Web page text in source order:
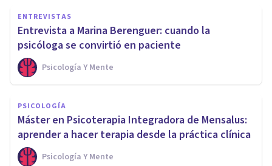
ENTREVISTAS
Entrevista a Marina Berenguer: cuando la
psicóloga se convirtió en paciente
Psicología Y Mente
PSICOLOGÍA
Máster en Psicoterapia Integradora de Mensalus:
aprender a hacer terapia desde la práctica clínica
Psicología Y Mente